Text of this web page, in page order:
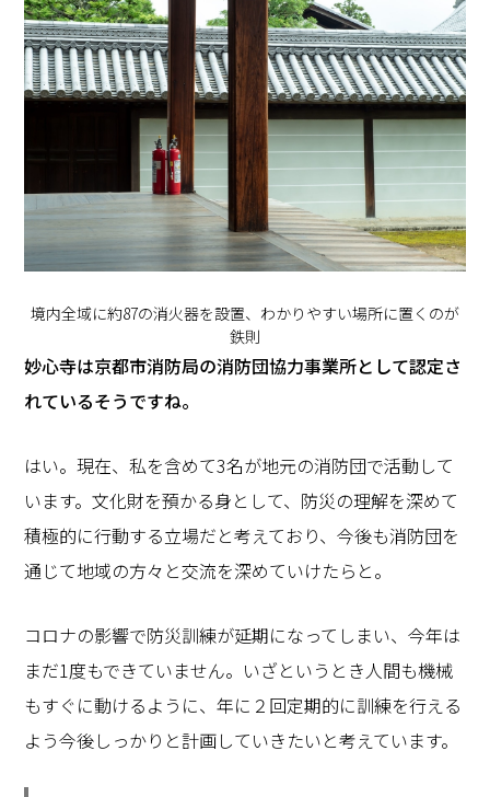
境内全域に約87の消火器を設置、わかりやすい場所に置くのが
鉄則
―――妙心寺は京都市消防局の消防団協力事業所として認定さ
れているそうですね。
はい。現在、私を含めて3名が地元の消防団で活動して
います。文化財を預かる身として、防災の理解を深めて
積極的に行動する立場だと考えており、今後も消防団を
通じて地域の方々と交流を深めていけたらと。
コロナの影響で防災訓練が延期になってしまい、今年は
まだ1度もできていません。いざというとき人間も機械
もすぐに動けるように、年に２回定期的に訓練を行える
よう今後しっかりと計画していきたいと考えています。